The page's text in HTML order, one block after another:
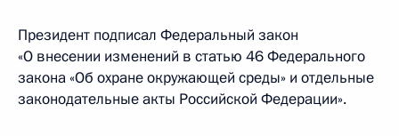
Президент подписал Федеральный закон
«О внесении изменений в статью 46 Федерального
закона «Об охране окружающей среды» и отдельные
законодательные акты Российской Федерации».